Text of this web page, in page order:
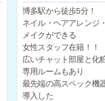
博多駅から徒歩5分！
ネイル・ヘアアレンジ
メイクができる
女性スタッフ在籍！！
広いチャット部屋と化
専用ルームもあり
最先端の高スペック機
導入した